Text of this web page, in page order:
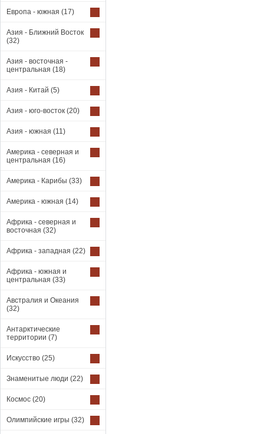
Европа - южная (17)
Азия - Ближний Восток
(32)
Азия - восточная -
центральная (18)
Азия - Китай (5)
Азия - юго-восток (20)
Азия - южная (11)
Америка - северная и
центральная (16)
Америка - Карибы (33)
Америка - южная (14)
Африка - северная и
восточная (32)
Африка - западная (22)
Африка - южная и
центральная (33)
Австралия и Океания
(32)
Антарктические
территории (7)
Искусство (25)
Знаменитые люди (22)
Космос (20)
Олимпийские игры (32)